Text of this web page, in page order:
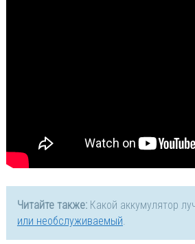
Читайте также:Какой аккумулятор
или необслуживаемый.